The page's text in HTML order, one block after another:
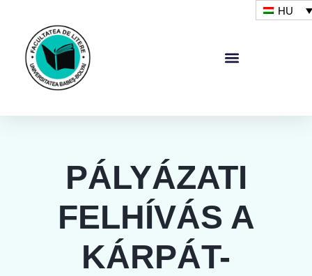
HU
PÁLYÁZATI
FELHÍVÁS A
KÁRPÁT-